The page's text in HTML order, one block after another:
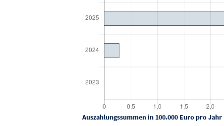
Auszahlungssummen in 100.000 Euro pro Jahr